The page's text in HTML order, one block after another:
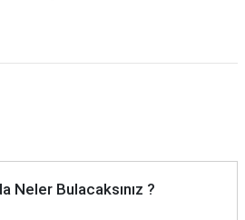
Neler Bulacaksınız ?